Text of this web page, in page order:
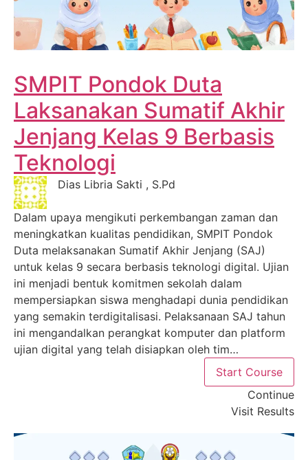
SMPIT Pondok Duta
Laksanakan Sumatif Akhir
Jenjang Kelas 9 Berbasis
Teknologi
Dias Libria Sakti , S.Pd
Dalam upaya mengikuti perkembangan zaman dan
meningkatkan kualitas pendidikan, SMPIT Pondok
Duta melaksanakan Sumatif Akhir Jenjang (SAJ)
untuk kelas 9 secara berbasis teknologi digital. Ujian
ini menjadi bentuk komitmen sekolah dalam
mempersiapkan siswa menghadapi dunia pendidikan
yang semakin terdigitalisasi. Pelaksanaan SAJ tahun
ini mengandalkan perangkat komputer dan platform
ujian digital yang telah disiapkan oleh tim…
Start Course
Continue
Visit Results